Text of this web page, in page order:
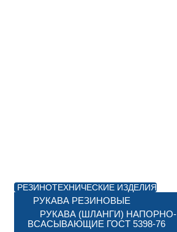
РЕЗИНОТЕХНИЧЕСКИЕ ИЗДЕЛИЯ
РУКАВА РЕЗИНОВЫЕ
РУКАВА (ШЛАНГИ) НАПОРНО-
ВСАСЫВАЮЩИЕ ГОСТ 5398-76